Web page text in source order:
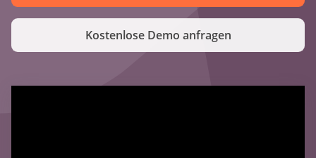
Kostenlose Demo anfragen